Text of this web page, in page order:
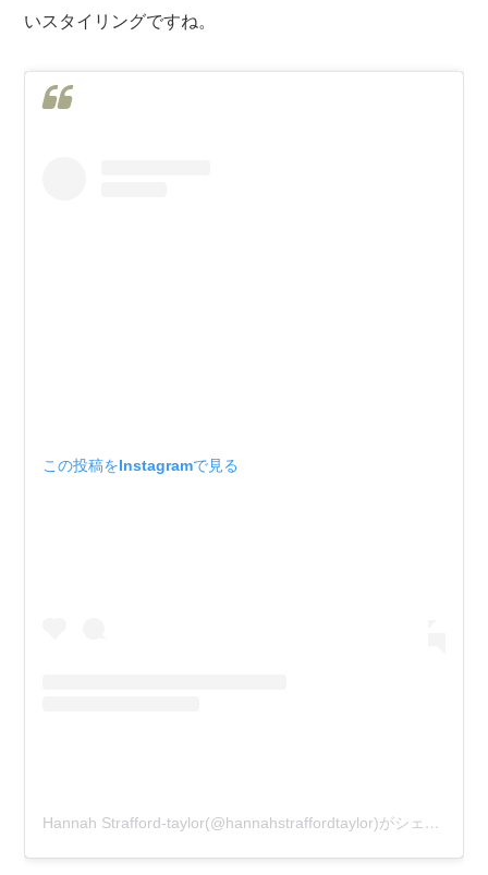
いスタイリングですね。
この投稿をInstagramで見る
Hannah Strafford-taylor(@hannahstraffordtaylor)がシェアした投稿